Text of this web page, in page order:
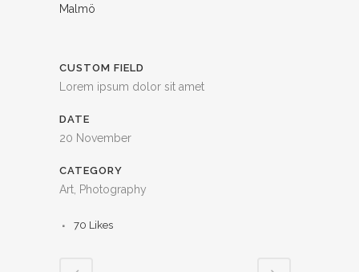
Malmö
CUSTOM FIELD
Lorem ipsum dolor sit amet
DATE
20 November
CATEGORY
Art, Photography
70 Likes